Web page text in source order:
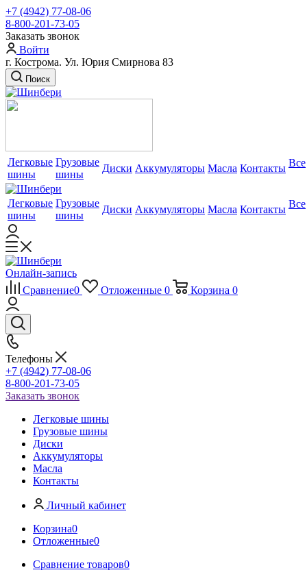
+7 (4942) 77-08-06
8-800-201-73-05
Заказать звонок
Войти
г. Кострома. Ул. Юрия Смирнова 83
Поиск
Легковые
шины
Грузовые
шины
Диски Аккумуляторы Масла Контакты Все
Легковые
шины
Грузовые
шины
Диски Аккумуляторы Масла Контакты Все
Онлайн-запись
Сравнение0 Отложенные 0 Корзина 0
Телефоны
+7 (4942) 77-08-06
8-800-201-73-05
Заказать звонок
Легковые шины
Грузовые шины
Диски
Аккумуляторы
Масла
Контакты
Личный кабинет
Корзина0
Отложенные0
Сравнение товаров0